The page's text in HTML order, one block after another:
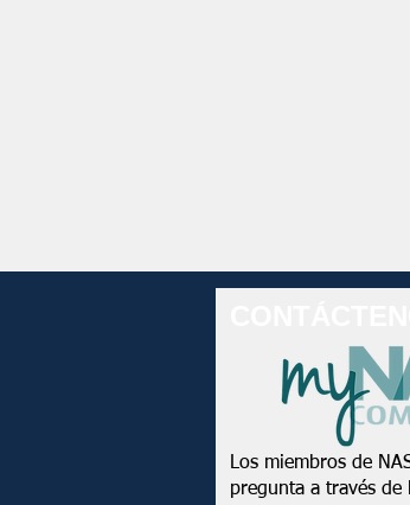
Los miembros de
pregunta a través de